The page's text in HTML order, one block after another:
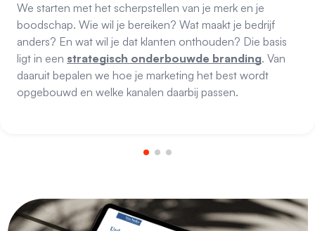
We starten met het scherpstellen van je merk en je
boodschap. Wie wil je bereiken? Wat maakt je bedrijf
anders? En wat wil je dat klanten onthouden? Die basis
ligt in een strategisch onderbouwde branding. Van
daaruit bepalen we hoe je marketing het best wordt
opgebouwd en welke kanalen daarbij passen.